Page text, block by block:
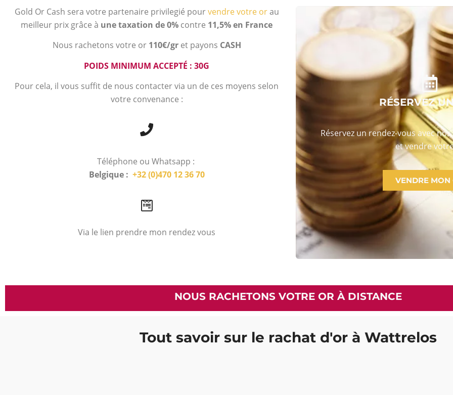
Gold Or Cash sera votre partenaire privilegié pourvendre votre orau
meilleur prix grâce à une taxation de 0% contre 11,5% en France
Nous rachetons votre or 110€/gr et payons CASH
POIDS MINIMUM ACCEPTÉ : 30G
Pour cela, il vous suffit de nous contacter via un de ces moyens selon
votre convenance :
Téléphone ou Whatsapp :
Belgique : +32 (0)470 12 36 70
Via le lien prendre mon rendez vous
RÉSERVEZ
Réservez un rendez-vous avec
et vendre
VENDRE MON
NOUS RACHETONS VOTRE OR À DISTANCE
Tout savoir sur le rachat d'or à Wattrelos